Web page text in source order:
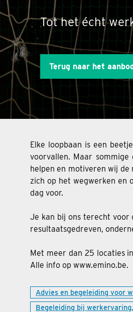
Tot het écht
Terug naar het
Elke loopbaan is een
voorvallen. Maar
helpen en motiveren wij de
zich op het wegwerken en
dag voor.
Je kan bij ons terecht voor
resultaatsgedreven,
Met meer dan 25 locaties
Alle info op www.emino.be.
Advies en begeleiding voor
Begeleiding bij